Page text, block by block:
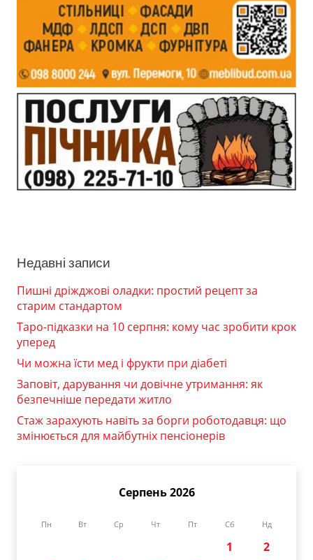
Недавні записи
Пишні дріжджові оладки: простий рецепт за
старим стандартом
Таро-підказки на 10 серпня: кому час зробити крок
уперед
Чи можна їсти мед і фрукти при діабеті
Заповіт, дарування чи довічне утримання: як
безпечніше передати житло
Стаж зарахують навіть за борги роботодавця: що
змінюється для майбутніх пенсіонерів
Серпень 2026
Пн Вт Ср Чт Пт Сб Нд
1
2